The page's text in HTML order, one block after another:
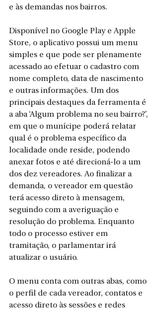
e às demandas nos bairros.
Disponível no Google Play e Apple
Store, o aplicativo possui um menu
simples e que pode ser plenamente
acessado ao efetuar o cadastro com
nome completo, data de nascimento
e outras informações. Um dos
principais destaques da ferramenta é
a aba ‘Algum problema no seu bairro?’,
em que o munícipe poderá relatar
qual é o problema específico da
localidade onde reside, podendo
anexar fotos e até direcioná-lo a um
dos dez vereadores. Ao finalizar a
demanda, o vereador em questão
terá acesso direto à mensagem,
seguindo com a averiguação e
resolução do problema. Enquanto
todo o processo estiver em
tramitação, o parlamentar irá
atualizar o usuário.
O menu conta com outras abas, como
o perfil de cada vereador, contatos e
acesso direto às sessões e redes